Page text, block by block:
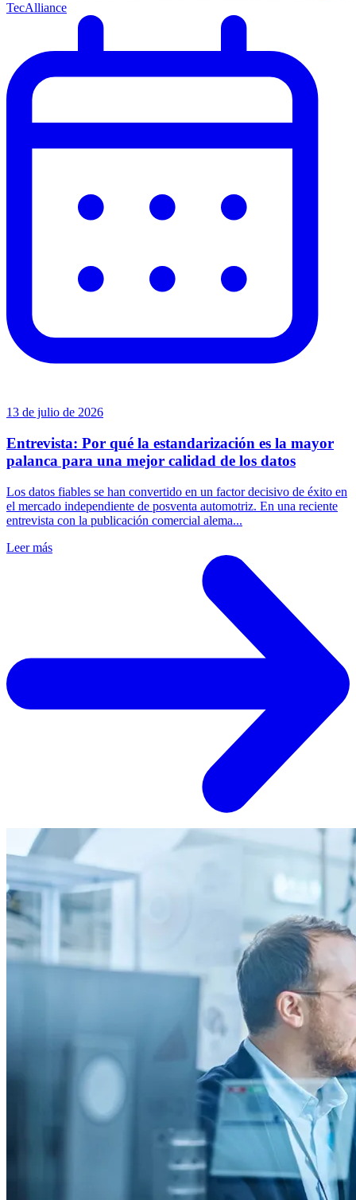
TecAlliance
13 de julio de 2026
Entrevista: Por qué la estandarización es la mayor
palanca para una mejor calidad de los datos
Los datos fiables se han convertido en un factor decisivo de éxito en
el mercado independiente de posventa automotriz. En una reciente
entrevista con la publicación comercial alema...
Leer más